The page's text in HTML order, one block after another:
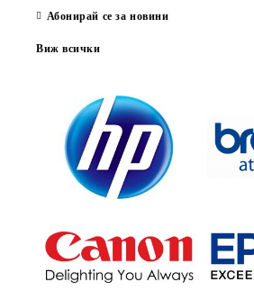
Абонирай се за новини
Виж всички